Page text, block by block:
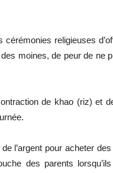
religieuses
moines, de peur de ne
de khao (riz) et
l’argent pour acheter
des parents